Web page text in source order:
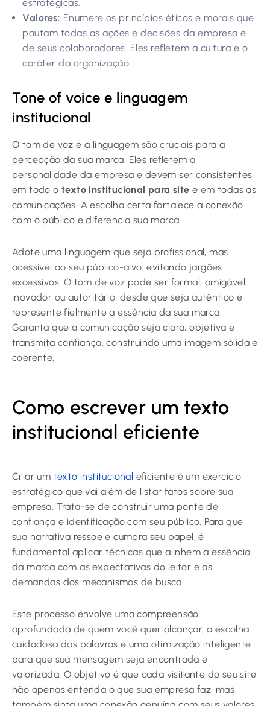
estratégicas.
Valores: Enumere os princípios éticos e morais que
pautam todas as ações e decisões da empresa e
de seus colaboradores. Eles refletem a cultura e o
caráter da organização.
Tone of voice e linguagem
institucional
O tom de voz e a linguagem são cruciais para a
percepção da sua marca. Eles refletem a
personalidade da empresa e devem ser consistentes
em todo otexto institucional para site e em todas as
comunicações. A escolha certa fortalece a conexão
com o público e diferencia sua marca.
Adote uma linguagem que seja profissional, mas
acessível ao seu público-alvo, evitando jargões
excessivos. O tom de voz pode ser formal, amigável,
inovador ou autoritário, desde que seja autêntico e
represente fielmente a essência da sua marca.
Garanta que a comunicação seja clara, objetiva e
transmita confiança, construindo uma imagem sólida e
coerente.
Como escrever um texto
institucional eficiente
Criar um texto institucional eficiente é um exercício
estratégico que vai além de listar fatos sobre sua
empresa. Trata-se de construir uma ponte de
confiança e identificação com seu público. Para que
sua narrativa ressoe e cumpra seu papel, é
fundamental aplicar técnicas que alinhem a essência
da marca com as expectativas do leitor e as
demandas dos mecanismos de busca.
Este processo envolve uma compreensão
aprofundada de quem você quer alcançar, a escolha
cuidadosa das palavras e uma otimização inteligente
para que sua mensagem seja encontrada e
valorizada. O objetivo é que cada visitante do seu site
não apenas entenda o que sua empresa faz, mas